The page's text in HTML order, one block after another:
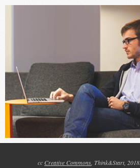
cc Creative Commons , Think&Start, 2018.